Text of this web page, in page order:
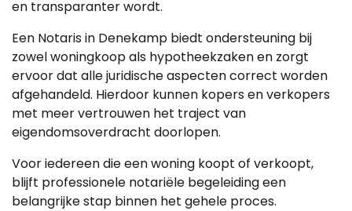
en transparanter wordt.
Een Notaris in Denekamp biedt ondersteuning bij
zowel woningkoop als hypotheekzaken en zorgt
ervoor dat alle juridische aspecten correct worden
afgehandeld. Hierdoor kunnen kopers en verkopers
met meer vertrouwen het traject van
eigendomsoverdracht doorlopen.
Voor iedereen die een woning koopt of verkoopt,
blijft professionele notariële begeleiding een
belangrijke stap binnen het gehele proces.